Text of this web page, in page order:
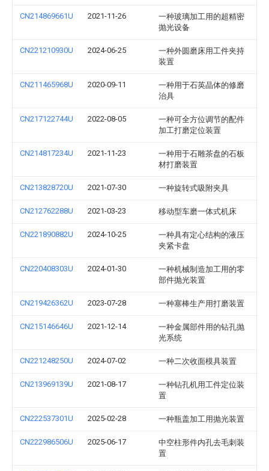
CN214869661U 2021-11-26
一种玻璃加工用的超精密
抛光设备
CN221210930U 2024-06-25
一种外圆磨床用工件夹持
装置
CN211465968U 2020-09-11
一种用于石英晶体的修磨
治具
CN217122744U 2022-08-05
一种可全方位调节的配件
加工打磨定位装置
CN214817234U 2021-11-23
一种用于石雕茶盘的石板
材打磨装置
CN213828720U 2021-07-30 一种旋转式吸附夹具
CN212762288U 2021-03-23 移动型车磨一体式机床
CN221890882U 2024-10-25
一种具有定心结构的液压
夹紧卡盘
CN220408303U 2024-01-30
一种机械制造加工用的零
部件抛光装置
CN219426362U 2023-07-28 一种塞棒生产用打磨装置
CN215146646U 2021-12-14
一种金属部件用的钻孔抛
光系统
CN221248250U 2024-07-02 一种二次收面模具装置
CN213969139U 2021-08-17
一种钻孔机用工件定位装
置
CN222537301U 2025-02-28 一种瓶盖加工用抛光装置
CN222986506U 2025-06-17
中空柱形件内孔去毛刺装
置